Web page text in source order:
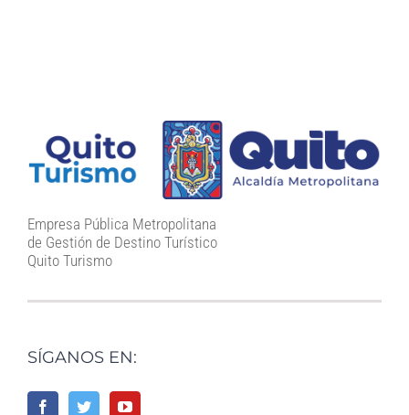
Empresa Pública Metropolitana
de Gestión de Destino Turístico
Quito Turismo
SÍGANOS EN: